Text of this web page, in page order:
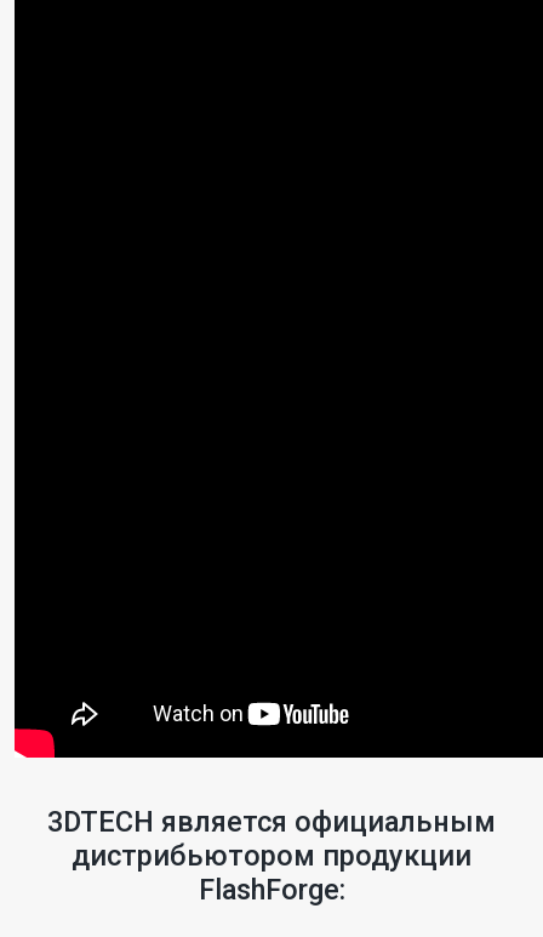
3DTECH является официальным
дистрибьютором продукции
FlashForge: